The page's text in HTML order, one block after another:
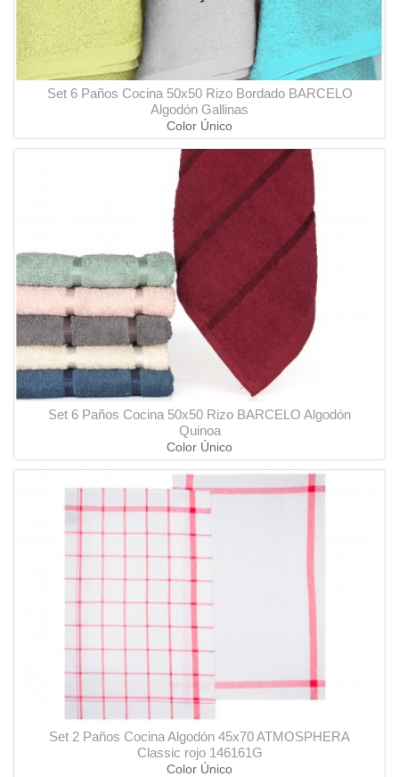
Set 6 Paños Cocina 50x50 Rizo Bordado BARCELO
Algodón Gallinas
Color Único
Set 6 Paños Cocina 50x50 Rizo BARCELO Algodón
Quinoa
Color Único
Set 2 Paños Cocina Algodón 45x70 ATMOSPHERA
Classic rojo 146161G
Color Único